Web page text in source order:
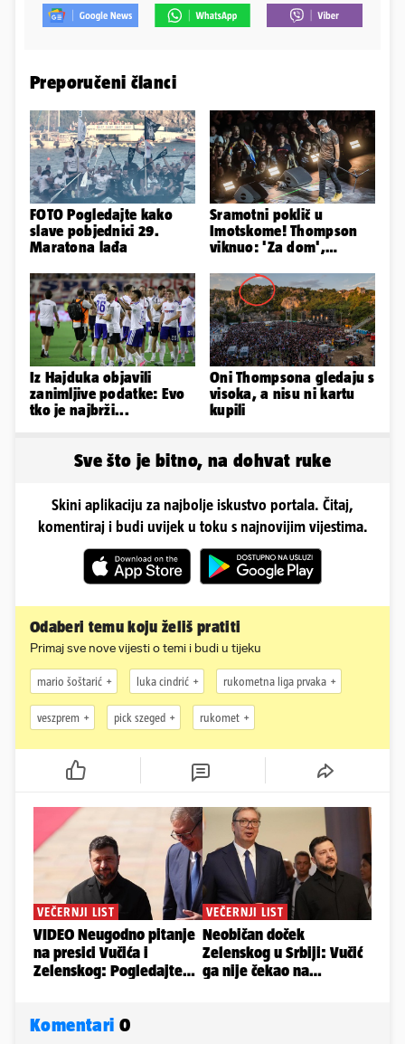
Preporučeni članci
FOTO Pogledajte kako
slave pobjednici 29.
Maratona lađa
Sramotni poklič u
Imotskome! Thompson
viknuo: 'Za dom',
'Spremni'
Iz Hajduka objavili
zanimljive podatke: Evo
tko je najbrži...
Oni Thompsona gledaju s
visoka, a nisu ni kartu
kupili
Sve što je bitno, na dohvat ruke
Skini aplikaciju za najbolje iskustvo portala. Čitaj,
komentiraj i budi uvijek u toku s najnovijim vijestima.
Odaberi temu koju želiš pratiti
Primaj sve nove vijesti o temi i budi u tijeku
mario šoštarić luka cindrić rukometna liga prvaka
veszprem pick szeged rukomet
Komentari 0